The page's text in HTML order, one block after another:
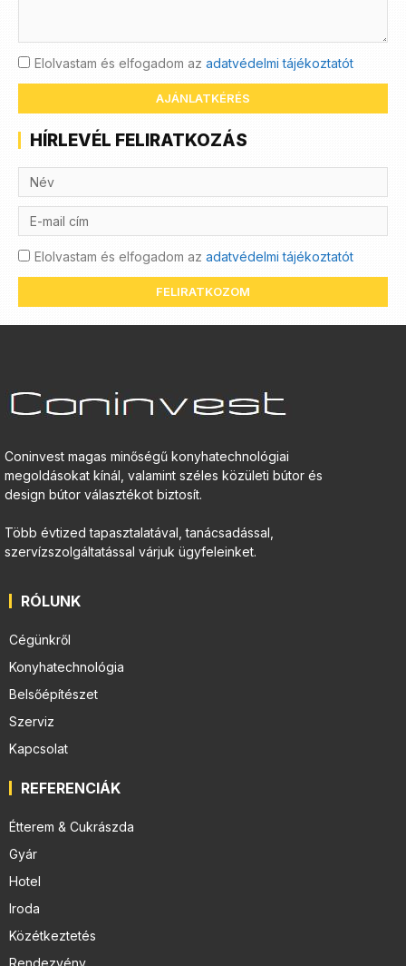
Elolvastam és elfogadom az adatvédelmi tájékoztatót
AJÁNLATKÉRÉS
HÍRLEVÉL FELIRATKOZÁS
Elolvastam és elfogadom az adatvédelmi tájékoztatót
FELIRATKOZOM
Coninvest magas minőségű konyhatechnológiai
megoldásokat kínál, valamint széles közületi bútor és
design bútor választékot biztosít.
Több évtized tapasztalatával, tanácsadással,
szervízszolgáltatással várjuk ügyfeleinket.
RÓLUNK
Cégünkről
Konyhatechnológia
Belsőépítészet
Szerviz
Kapcsolat
REFERENCIÁK
Étterem & Cukrászda
Gyár
Hotel
Iroda
Közétkeztetés
Rendezvény